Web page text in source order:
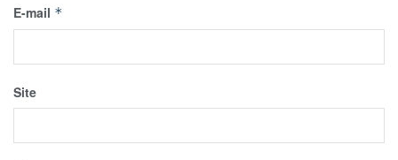
E-mail *
Site